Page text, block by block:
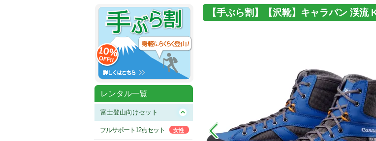
レンタル一覧
富士登山向けセット
フルサポート12点セット 女性
【手ぶら割】【沢靴】キャラバン 渓流